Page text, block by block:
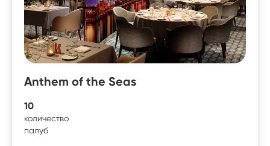
Anthem of the Seas
10
количество
палуб